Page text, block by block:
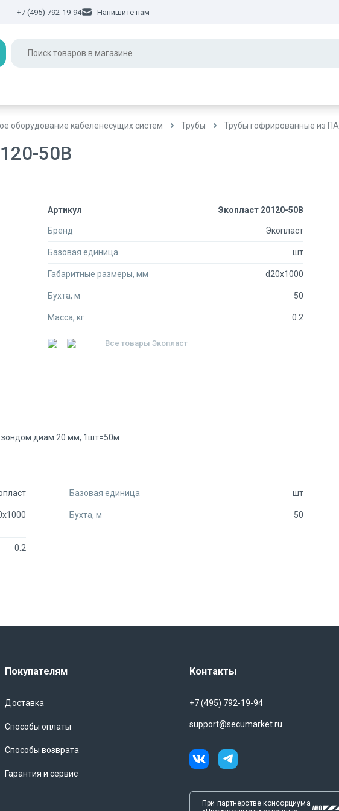
+7 (495) 792-19-94 Напишите нам
оборудование кабеленесущих систем Трубы Трубы гофрированные из ПА
50B
Артикул Экопласт 20120-50B
Бренд Экопласт
Базовая единица шт
Габаритные размеры, мм d20x1000
Бухта, м 50
Масса, кг 0.2
Все товары Экопласт
зондом диам 20 мм, 1шт=50м
Базовая единица шт
Бухта, м 50
0.2
Покупателям
Доставка
Способы оплаты
Способы возврата
Гарантия и сервис
Контакты
+7 (495) 792-19-94
support@secumarket.ru
При партнерстве консорциума